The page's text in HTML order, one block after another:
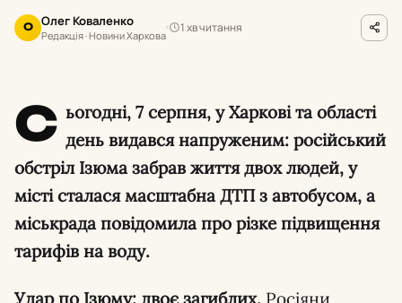
О Олег Коваленко
Редакція · Новини Харкова
1 хв читання
С ьогодні, 7 серпня, у Харкові та області
день видався напруженим: російський
обстріл Ізюма забрав життя двох людей, у
місті сталася масштабна ДТП з автобусом, а
міськрада повідомила про різке підвищення
тарифів на воду.
Удар по Ізюму: двоє загиблих. Росіяни